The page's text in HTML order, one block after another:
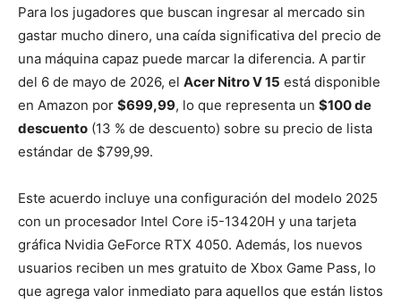
Para los jugadores que buscan ingresar al mercado sin
gastar mucho dinero, una caída significativa del precio de
una máquina capaz puede marcar la diferencia. A partir
del 6 de mayo de 2026, el Acer Nitro V 15 está disponible
en Amazon por $699,99, lo que representa un $100 de
descuento (13 % de descuento) sobre su precio de lista
estándar de $799,99.
Este acuerdo incluye una configuración del modelo 2025
con un procesador Intel Core i5-13420H y una tarjeta
gráfica Nvidia GeForce RTX 4050. Además, los nuevos
usuarios reciben un mes gratuito de Xbox Game Pass, lo
que agrega valor inmediato para aquellos que están listos